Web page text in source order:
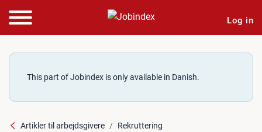
Log in
This part of Jobindex is only available in Danish.
Artikler til arbejdsgivere
Rekruttering